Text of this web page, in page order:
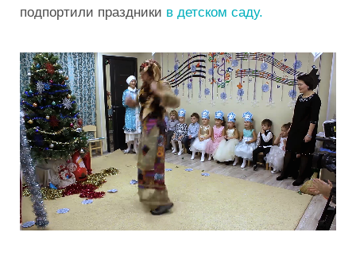
подпортили праздники в детском саду.